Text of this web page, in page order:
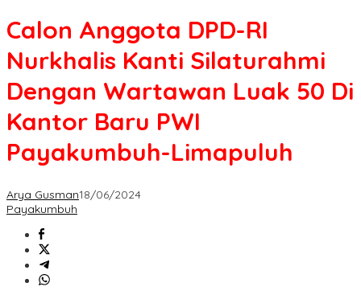
Calon Anggota DPD-RI
Nurkhalis Kanti Silaturahmi
Dengan Wartawan Luak 50 Di
Kantor Baru PWI
Payakumbuh-Limapuluh
Arya Gusman18/06/2024
Payakumbuh